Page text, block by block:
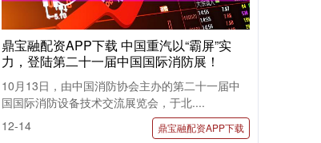
鼎宝融配资APP下载 中国重汽以“霸屏”实
力，登陆第二十一届中国国际消防展！
10月13日，由中国消防协会主办的第二十一届中
国国际消防设备技术交流展览会，于北....
12-14
鼎宝融配资APP下载